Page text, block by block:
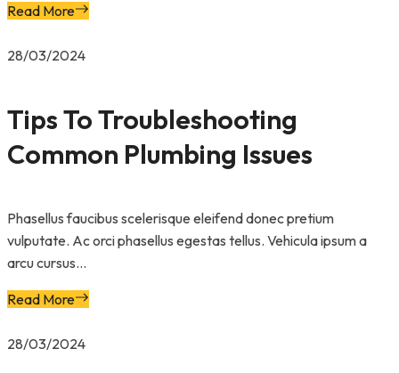
Read More
28/03/2024
Tips To Troubleshooting
Common Plumbing Issues
Phasellus faucibus scelerisque eleifend donec pretium
vulputate. Ac orci phasellus egestas tellus. Vehicula ipsum a
arcu cursus...
Read More
28/03/2024